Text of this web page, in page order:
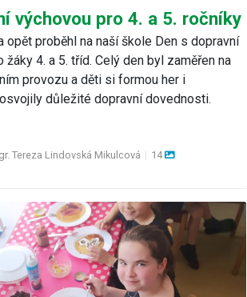
výchovou pro 4. a 5. ročníky
opět proběhl na naší škole Den s dopravní
žáky 4. a 5. tříd. Celý den byl zaměřen na
provozu a děti si formou her i
důležité dopravní dovednosti.
Tereza Lindovská Mikulcová | 14